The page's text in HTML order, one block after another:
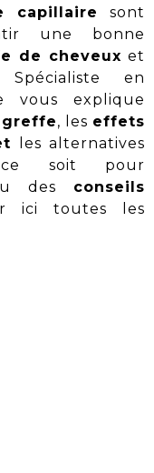
capillaire
sont
une bonne
de cheveux et
Spécialiste en
vous explique
greffe, les effets
les alternatives
ce soit pour
des conseils
ici toutes les